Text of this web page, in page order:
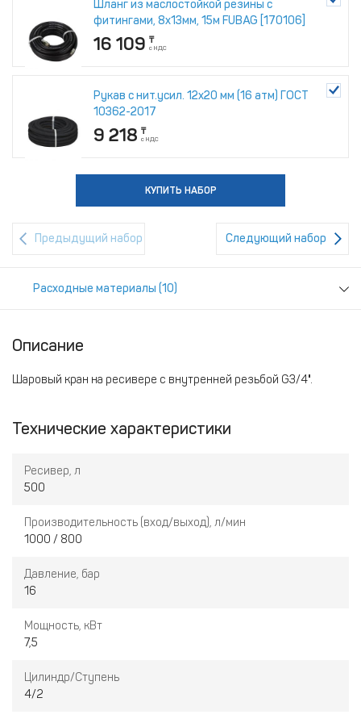
Предыдущий набор
КУПИТЬ НАБОР
Шланг из маслостойкой резины с
фитингами, 8x13мм, 15м FUBAG [170106]
16 109 ₸
с НДС
Рукав с нит.усил. 12х20 мм (16 атм) ГОСТ
10362-2017
9 218 ₸
с НДС
КУПИТЬ НАБОР
КУПИТЬ НАБОР
КУПИТЬ НАБОР
КУПИТЬ НАБОР
Следующий набор
Расходные материалы (10)
Описание
Шаровый кран на ресивере с внутренней резьбой G3/4".
Технические характеристики
Ресивер, л
500
Производительность (вход/выход), л/мин
1000 / 800
Давление, бар
16
Мощность, кВт
7,5
Цилиндр/Ступень
4/2